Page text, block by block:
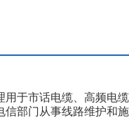
于市话电缆、高频电
部门从事线路维护和